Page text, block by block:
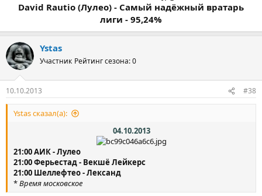
David Rautio (Лулео) - Самый надёжный вратарь
лиги - 95,24%
Ystas
Участник Рейтинг сезона: 0
10.10.2013 #38
Ystas сказал(а):
04.10.2013
21:00 АИК - Лулео
21:00 Ферьестад - Векшё Лейкерс
21:00 Шеллефтео - Лександ
*Время московское